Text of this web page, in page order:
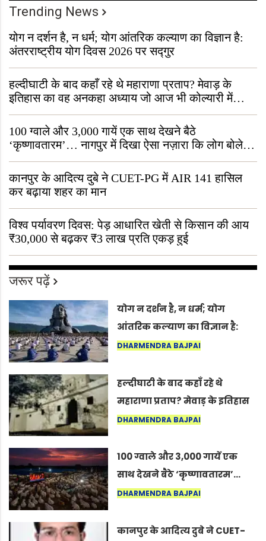
Trending News
योग न दर्शन है, न धर्म; योग आंतरिक कल्याण का विज्ञान है:
अंतरराष्ट्रीय योग दिवस 2026 पर सद्गुर
हल्दीघाटी के बाद कहाँ रहे थे महाराणा प्रताप? मेवाड़ के
इतिहास का वह अनकहा अध्याय जो आज भी कोल्यारी में
जीवित है
100 ग्वाले और 3,000 गायें एक साथ देखने बैठे
‘कृष्णावतारम’… नागपुर में दिखा ऐसा नज़ारा कि लोग बोले,
“ऐसा तो सिर्फ़ कृष्ण ही कर सकते हैं”
कानपुर के आदित्य दुबे ने CUET-PG में AIR 141 हासिल
कर बढ़ाया शहर का मान
विश्व पर्यावरण दिवस: पेड़ आधारित खेती से किसान की आय
₹30,000 से बढ़कर ₹3 लाख प्रति एकड़ हुई
जरूर पढ़ें
योग न दर्शन है, न धर्म; योग
आंतरिक कल्याण का विज्ञान है:
अंतरराष्ट्रीय योग दिवस 2026 पर
DHARMENDRA BAJPAI
हल्दीघाटी के बाद कहाँ रहे थे
महाराणा प्रताप? मेवाड़ के इतिहास
का वह अनकहा अध्याय जो आज भी
DHARMENDRA BAJPAI
100 ग्वाले और 3,000 गायें एक
साथ देखने बैठे ‘कृष्णावतारम’…
नागपुर में दिखा ऐसा नज़ारा कि
कर सकते हैं”
DHARMENDRA BAJPAI
कानपुर के आदित्य दुबे ने CUET-